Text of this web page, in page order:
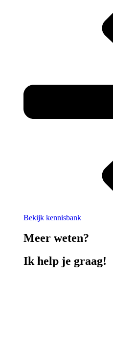
Bekijk kennisbank
Meer weten?
Ik help je graag!